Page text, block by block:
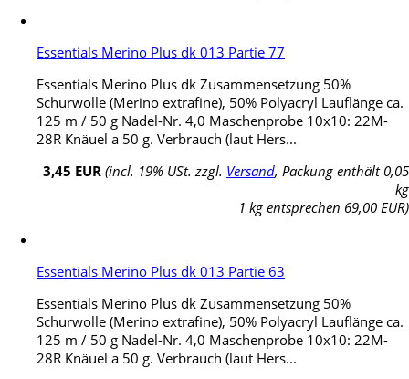
Essentials Merino Plus dk 013 Partie 77
Essentials Merino Plus dk Zusammensetzung 50%
Schurwolle (Merino extrafine), 50% Polyacryl Lauflänge ca.
125 m / 50 g Nadel-Nr. 4,0 Maschenprobe 10x10: 22M-
28R Knäuel a 50 g. Verbrauch (laut Hers...
3,45 EUR (incl. 19% USt. zzgl. Versand, Packung enthält 0,05
kg
1 kg entsprechen 69,00 EUR)
Essentials Merino Plus dk 013 Partie 63
Essentials Merino Plus dk Zusammensetzung 50%
Schurwolle (Merino extrafine), 50% Polyacryl Lauflänge ca.
125 m / 50 g Nadel-Nr. 4,0 Maschenprobe 10x10: 22M-
28R Knäuel a 50 g. Verbrauch (laut Hers...